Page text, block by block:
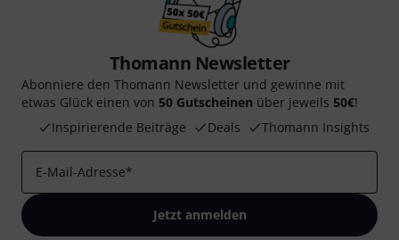
Thomann Newsletter
Abonniere den Thomann Newsletter und gewinne mit
etwas Glück einen von 50 Gutscheinen über jeweils 50€!
Inspirierende Beiträge
Deals Thomann Insights
E-Mail-Adresse*
Jetzt anmelden